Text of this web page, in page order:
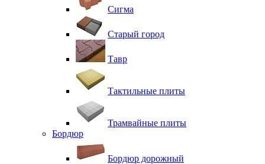
Сигма
Старый город
Тавр
Тактильные плиты
Трамвайные плиты
Бордюр
Бордюр дорожный